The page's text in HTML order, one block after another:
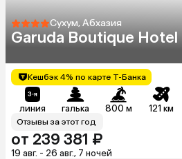
Сухум, Абхазия
Garuda Boutique Hotel
Кешбэк 4% по карте Т-Банка
линия галька 800 м 121 км
Отзывы за этот год
от 239 381 ₽
19 авг. - 26 авг., 7 ночей